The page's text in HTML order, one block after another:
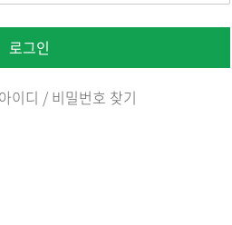
로그인
아이디 / 비밀번호 찾기